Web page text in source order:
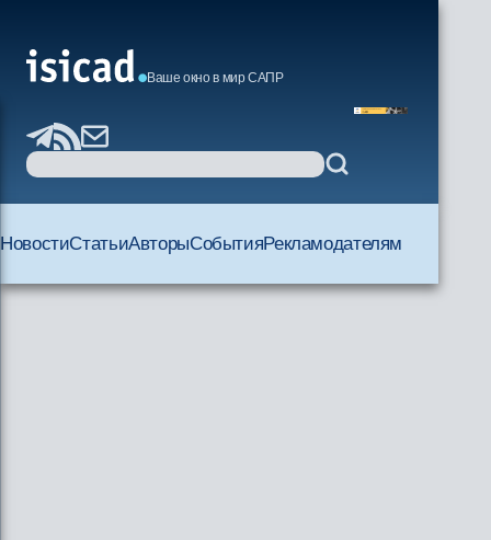
Ваше окно в мир САПР
НовостиСтатьиАвторыСобытияРекламодателям